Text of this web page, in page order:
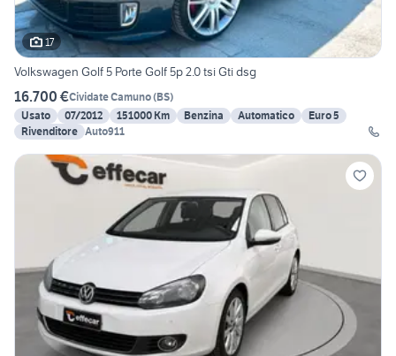
17
Volkswagen Golf 5 Porte Golf 5p 2.0 tsi Gti dsg
16.700 €Cividate Camuno(BS)
Usato
07/2012 151000 Km Benzina Automatico
Euro 5
Rivenditore Auto911